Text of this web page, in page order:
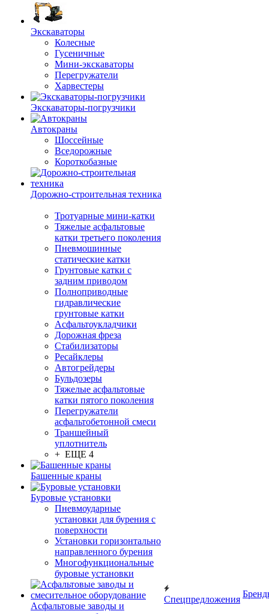
Экскаваторы
Колесные
Гусеничные
Мини-экскаваторы
Перегружатели
Харвестеры
Экскаваторы-погрузчики
Автокраны
Шоссейные
Вседорожные
Короткобазные
Дорожно-строительная техника
Тротуарные мини-катки
Тяжелые асфальтовые
катки третьего поколения
Пневмошинные
статические катки
Грунтовые катки с
задним приводом
Полноприводные
гидравлические
грунтовые катки
Асфальтоукладчики
Дорожная фреза
Стабилизаторы
Ресайклеры
Автогрейдеры
Бульдозеры
Тяжелые асфальтовые
катки пятого поколения
Перегружатели
асфальтобетонной смеси
Траншейный
уплотнитель
+ ЕЩЕ 4
Башенные краны
Буровые установки
Пневмоударные
установки для бурения с
поверхности
Установки горизонтально
направленного бурения
Многофункциональные
буровые установки
Асфальтовые заводы и
Спецпредложения